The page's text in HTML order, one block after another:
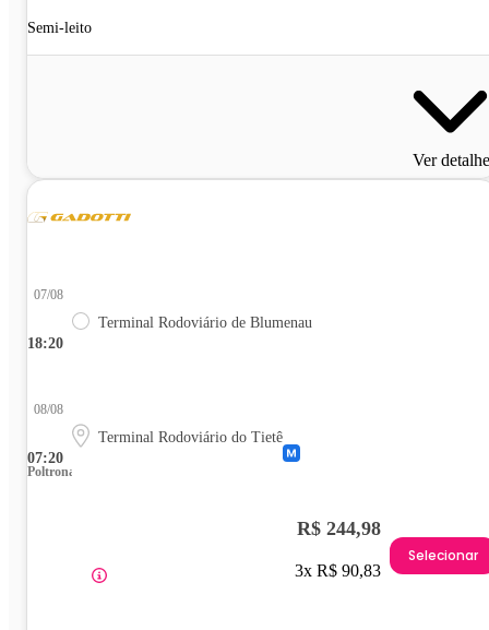
Semi-leito
Ver
18:20
07/08
Terminal Rodoviário de Blumenau
07:20
08/08
Terminal Rodoviário do Tietê
Poltrona
R$ 244,98
3x R$ 90,83
Selecionar